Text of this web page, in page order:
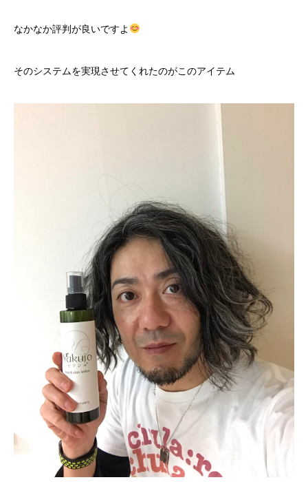
なかなか評判が良いですよ
そのシステムを実現させてくれたのがこのアイテム